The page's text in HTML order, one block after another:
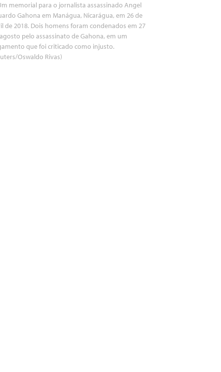
memorial para o jornalista assassinado Angel
Gahona em Manágua, Nicarágua, em 26 de
de 2018. Dois homens foram condenados em 27
pelo assassinato de Gahona, em um
que foi criticado como injusto.
Oswaldo Rivas)